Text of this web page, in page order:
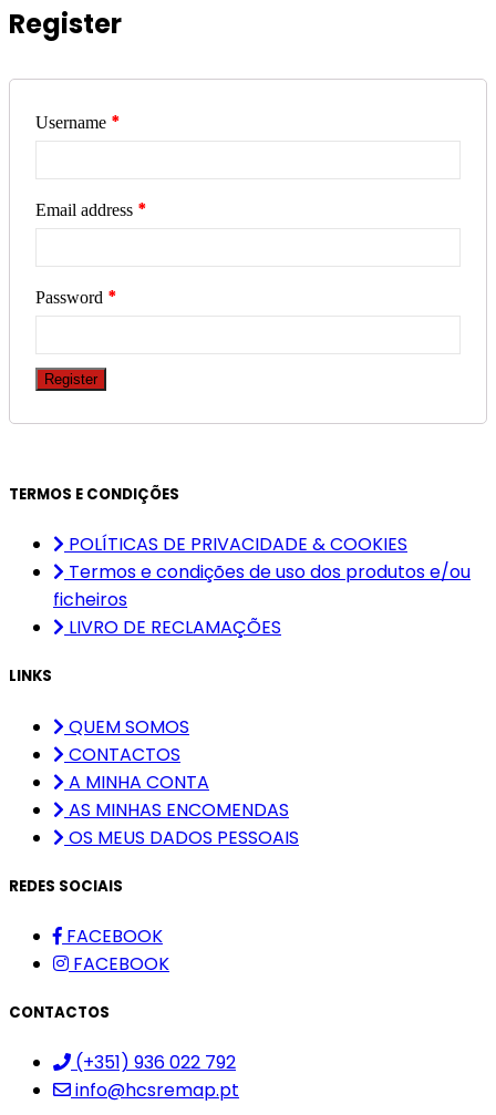
Register
Username *
Email address *
Password *
Register
TERMOS E CONDIÇÕES
POLÍTICAS DE PRIVACIDADE & COOKIES
Termos e condições de uso dos produtos e/ou
ficheiros
LIVRO DE RECLAMAÇÕES
LINKS
QUEM SOMOS
CONTACTOS
A MINHA CONTA
AS MINHAS ENCOMENDAS
OS MEUS DADOS PESSOAIS
REDES SOCIAIS
FACEBOOK
FACEBOOK
CONTACTOS
(+351) 936 022 792
info@hcsremap.pt